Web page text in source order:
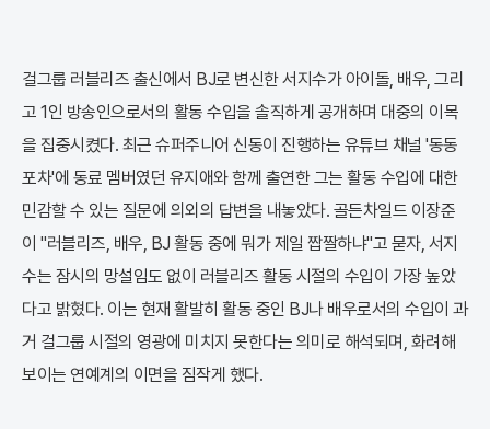
걸그룹 러블리즈 출신에서 BJ로 변신한 서지수가 아이돌, 배우, 그리
고 1인 방송인으로서의 활동 수입을 솔직하게 공개하며 대중의 이목
을 집중시켰다. 최근 슈퍼주니어 신동이 진행하는 유튜브 채널 '동동
포차'에 동료 멤버였던 유지애와 함께 출연한 그는 활동 수입에 대한
민감할 수 있는 질문에 의외의 답변을 내놓았다. 골든차일드 이장준
이 "러블리즈, 배우, BJ 활동 중에 뭐가 제일 짭짤하냐"고 묻자, 서지
수는 잠시의 망설임도 없이 러블리즈 활동 시절의 수입이 가장 높았
다고 밝혔다. 이는 현재 활발히 활동 중인 BJ나 배우로서의 수입이 과
거 걸그룹 시절의 영광에 미치지 못한다는 의미로 해석되며, 화려해
보이는 연예계의 이면을 짐작게 했다.